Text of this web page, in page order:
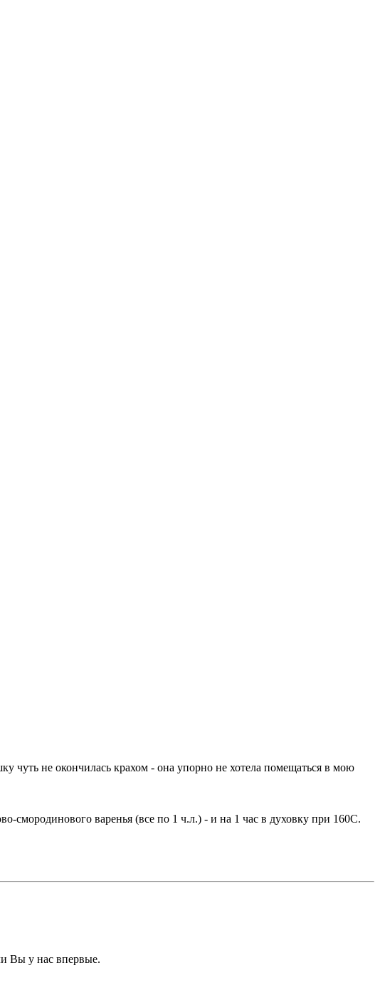
чуть не окончилась крахом - она упорно не хотела помещаться в мою
варенья (все по 1 ч.л.) - и на 1 час в духовку при 160С.
Вы у нас впервые.